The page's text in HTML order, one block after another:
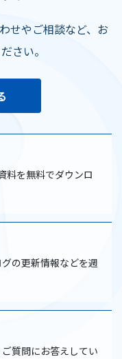
せやご相談など、お
さい。
料を無料でダウンロ
の更新情報などを週
質問にお答えしてい